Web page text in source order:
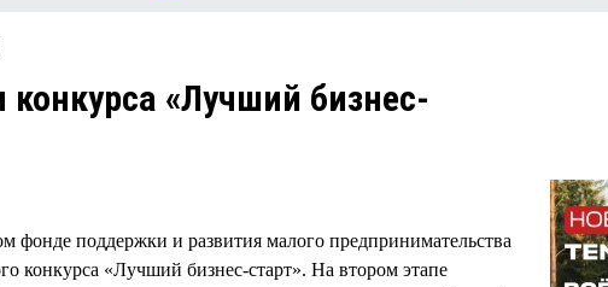
«Лучший бизнес-
фонде поддержки и развития малого предпринимательства
конкурса «Лучший бизнес-старт». На втором этапе